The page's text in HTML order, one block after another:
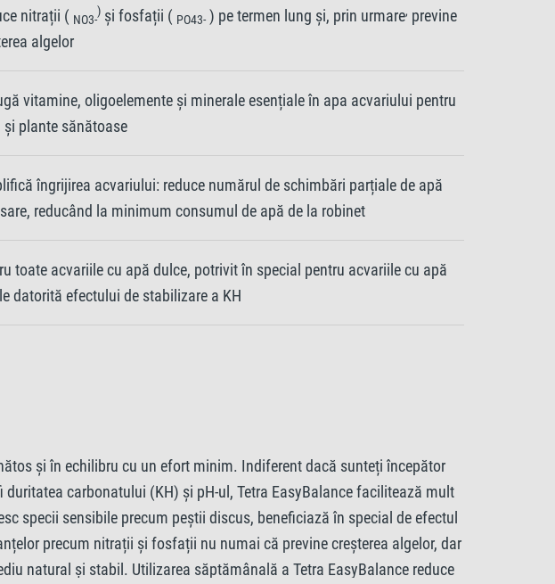
nitrații ( NO3-
) și fosfații ( PO43-) pe termen lung și, prin urmare, previne
algelor
vitamine, oligoelemente și minerale esențiale în apa acvariului pentru
și plante sănătoase
îngrijirea acvariului: reduce numărul de schimbări parțiale de apă
reducând la minimum consumul de apă de la robinet
toate acvariile cu apă dulce, potrivit în special pentru acvariile cu apă
datorită efectului de stabilizare a KH
și în echilibru cu un efort minim. Indiferent dacă sunteți începător
carbonatului (KH) și pH-ul, Tetra EasyBalance facilitează mult
specii sensibile precum peștii discus, beneficiază în special de efectul
precum nitrații și fosfații nu numai că previne creșterea algelor, dar
natural și stabil. Utilizarea săptămânală a Tetra EasyBalance reduce